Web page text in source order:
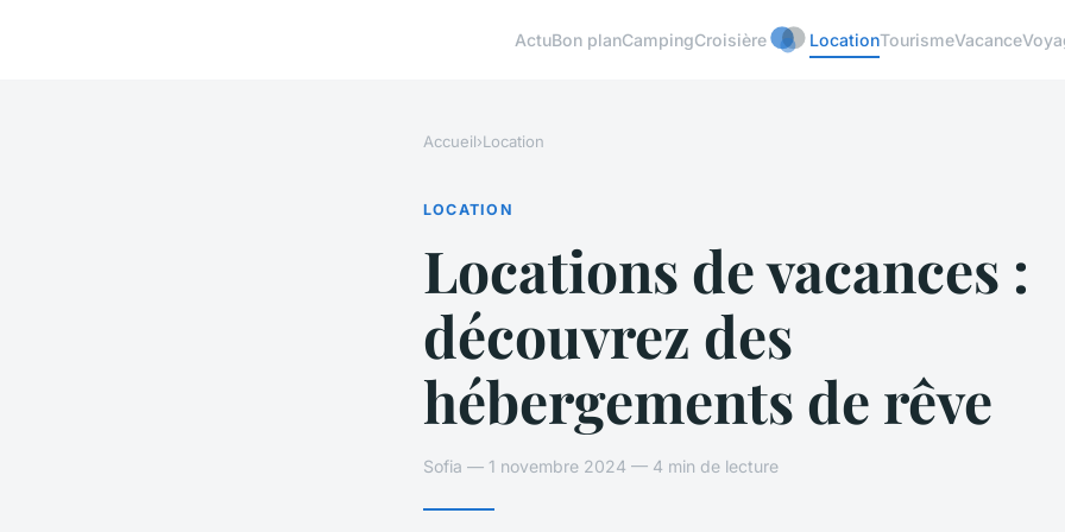
ActuBon planCampingCroisière LocationTourismeVacance
Accueil›Location
LOCATION
Locations de vacances :
découvrez des
hébergements de rêve
Sofia — 1 novembre 2024 — 4 min de lecture